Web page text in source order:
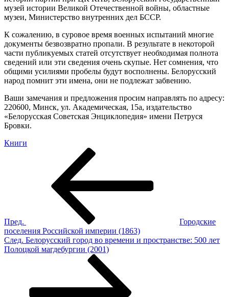
музей истории Великой Отечественной войны, областные
музеи, Министерство внутренних дел БССР.
К сожалению, в суровое время военных испытаний многие
документы безвозвратно пропали. В результате в некоторой
части публикуемых статей отсутствует необходимая полнота
сведений или эти сведения очень скупые. Нет сомнения, что
общими усилиями пробелы будут восполнены. Белорусский
народ помнит эти имена, они не подлежат забвению.
Ваши замечания и предложения просим направлять по адресу:
220600, Минск, ул. Академическая, 15а, издательство
«Белорусская Советская Энциклопедия» имени Петруся
Бровки.
Книги
Пред.
Городские
поселения Российской империи (1863)
След.
След. Белорусский город во времени и пространстве: 500 лет
Полоцкой магдебургии (2001)